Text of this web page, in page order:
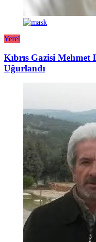
Yerel
Kıbrıs Gazisi Mehmet
Uğurlandı